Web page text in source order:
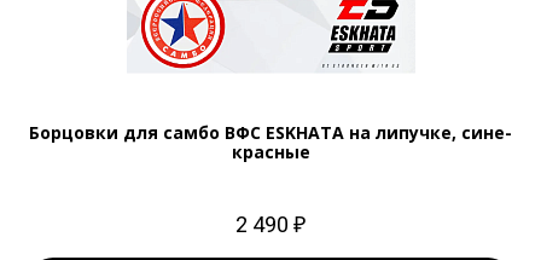
Борцовки для самбо ВФС ESKHATA на липучке, сине-
красные
2 490 ₽